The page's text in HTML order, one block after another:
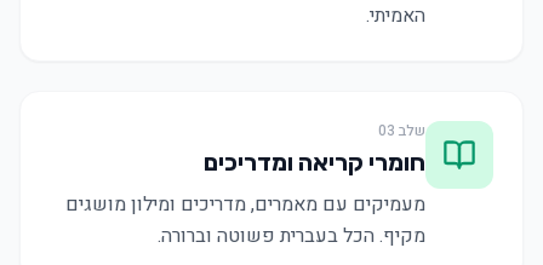
האמיתי.
שלב 03
חומרי קריאה ומדריכים
מעמיקים עם מאמרים, מדריכים ומילון מושגים
מקיף. הכל בעברית פשוטה וברורה.